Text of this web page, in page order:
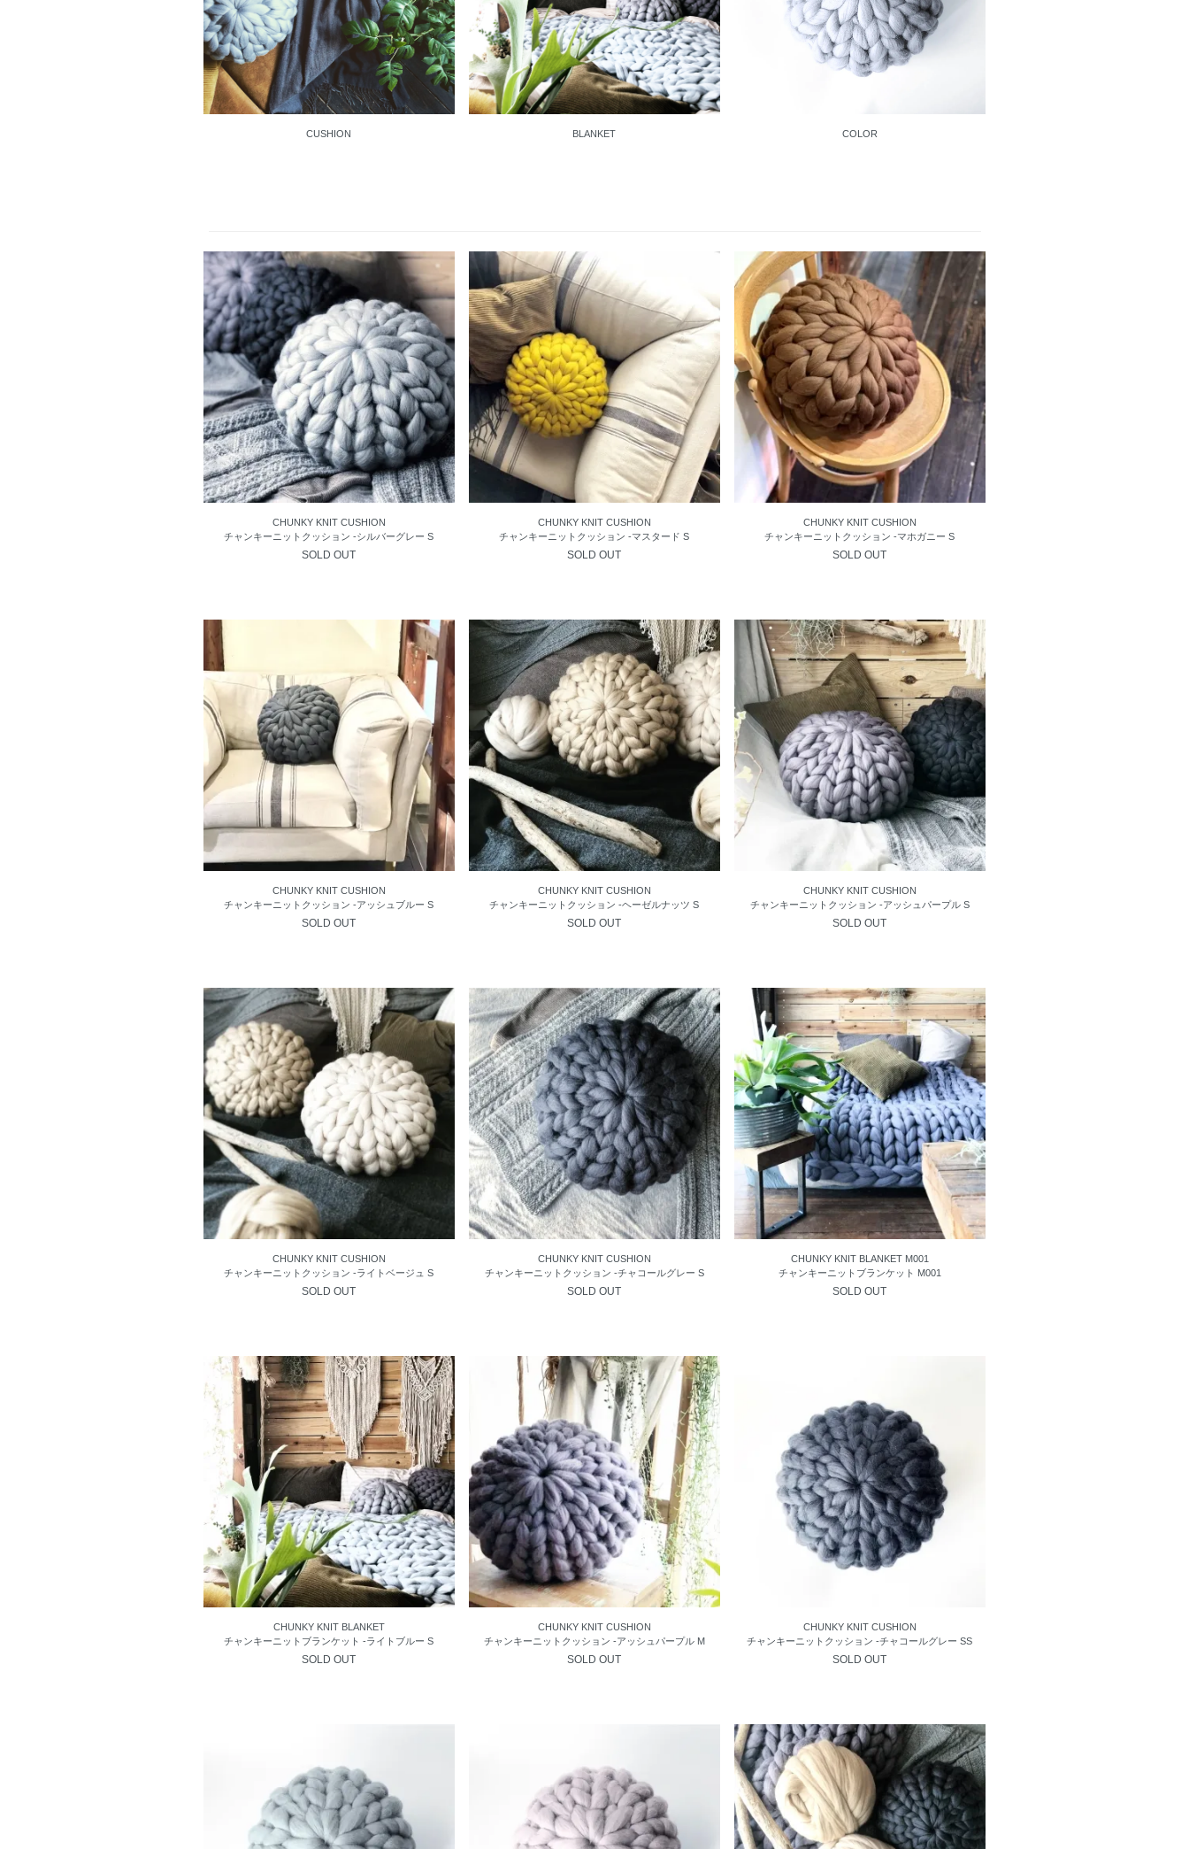
CUSHION BLANKET COLOR
CHUNKY KNIT CUSHION
チャンキーニットクッション -シルバーグレー S
SOLD OUT
CHUNKY KNIT CUSHION
チャンキーニットクッション -マスタード S
SOLD OUT
CHUNKY KNIT CUSHION
チャンキーニットクッション -マホガニー S
SOLD OUT
CHUNKY KNIT CUSHION
チャンキーニットクッション -アッシュブルー S
SOLD OUT
CHUNKY KNIT CUSHION
チャンキーニットクッション -ヘーゼルナッツ S
SOLD OUT
CHUNKY KNIT CUSHION
チャンキーニットクッション -アッシュパープル S
SOLD OUT
CHUNKY KNIT CUSHION
チャンキーニットクッション -ライトベージュ S
SOLD OUT
CHUNKY KNIT CUSHION
チャンキーニットクッション -チャコールグレー S
SOLD OUT
CHUNKY KNIT BLANKET M001
チャンキーニットブランケット M001
SOLD OUT
CHUNKY KNIT BLANKET
チャンキーニットブランケット -ライトブルー S
SOLD OUT
CHUNKY KNIT CUSHION
チャンキーニットクッション -アッシュパープル M
SOLD OUT
CHUNKY KNIT CUSHION
チャンキーニットクッション -チャコールグレー SS
SOLD OUT